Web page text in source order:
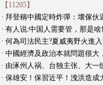
【11205】
· 拜登稱中國定時炸彈：壞傢伙
· 有人说:中国人需要管，那是啥
· 何為司法民主?夏威夷野火進入
· 中國經濟及政治本就問題很大
· 由涿州人祸、台独主张、大一
· 保雄安！保習近平！洩洪造成